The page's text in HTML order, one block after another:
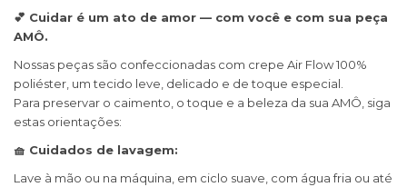
💕 Cuidar é um ato de amor — com você e com sua peça
AMÔ.
Nossas peças são confeccionadas com crepe Air Flow 100%
poliéster, um tecido leve, delicado e de toque especial.
Para preservar o caimento, o toque e a beleza da sua AMÔ, siga
estas orientações:
🧺 Cuidados de lavagem:
Lave à mão ou na máquina, em ciclo suave, com água fria ou até